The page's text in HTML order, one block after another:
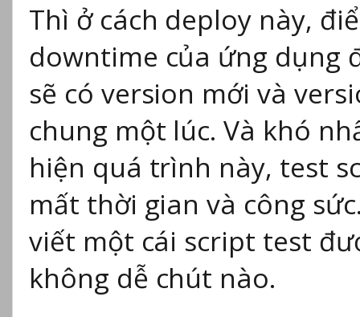
Thì ở cách deploy này,
downtime của ứng dụng
sẽ có version mới và
chung một lúc. Và khó
hiện quá trình này, test
mất thời gian và công
viết một cái script test
không dễ chút nào.